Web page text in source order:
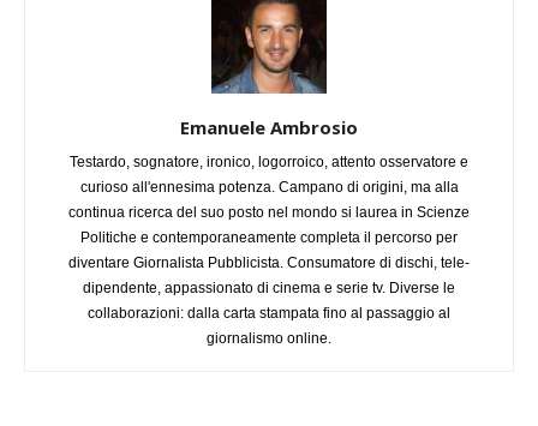
Emanuele Ambrosio
Testardo, sognatore, ironico, logorroico, attento osservatore e
curioso all'ennesima potenza. Campano di origini, ma alla
continua ricerca del suo posto nel mondo si laurea in Scienze
Politiche e contemporaneamente completa il percorso per
diventare Giornalista Pubblicista. Consumatore di dischi, tele-
dipendente, appassionato di cinema e serie tv. Diverse le
collaborazioni: dalla carta stampata fino al passaggio al
giornalismo online.